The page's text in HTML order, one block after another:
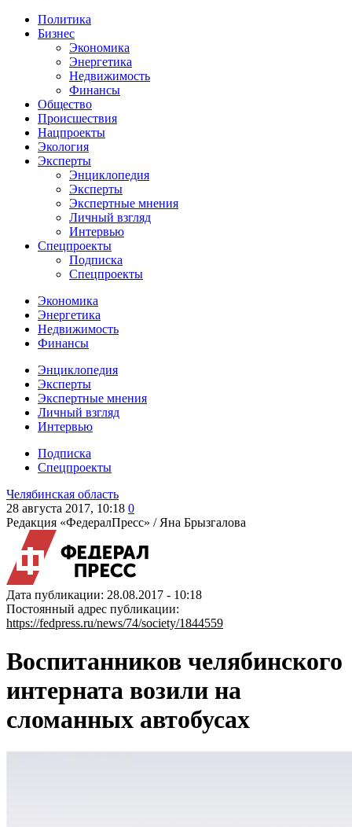
Политика
Бизнес
Экономика
Энергетика
Недвижимость
Финансы
Общество
Происшествия
Нацпроекты
Экология
Эксперты
Энциклопедия
Эксперты
Экспертные мнения
Личный взгляд
Интервью
Спецпроекты
Подписка
Спецпроекты
Экономика
Энергетика
Недвижимость
Финансы
Энциклопедия
Эксперты
Экспертные мнения
Личный взгляд
Интервью
Подписка
Спецпроекты
Челябинская область
28 августа 2017, 10:18 0
Редакция «ФедералПресс» / Яна Брызгалова
Дата публикации: 28.08.2017 - 10:18
Постоянный адрес публикации:
https://fedpress.ru/news/74/society/1844559
Воспитанников челябинского
интерната возили на
сломанных автобусах